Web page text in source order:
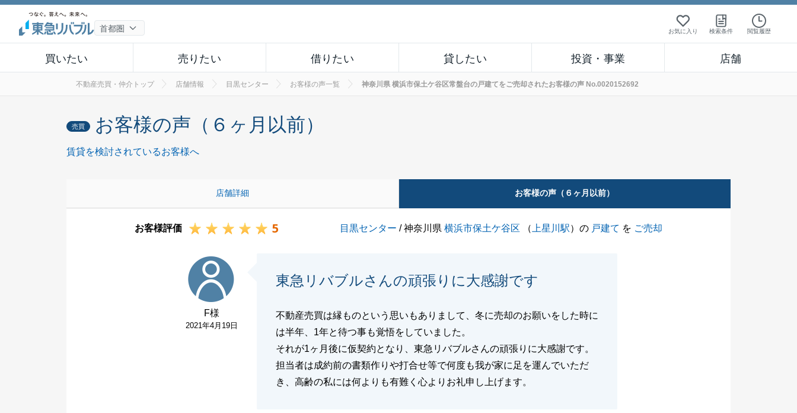
お気に入り 検索条件 閲覧履歴
買いたい 売りたい 借りたい 貸したい 投資・事業 店舗
不動産売買・仲介トップ 店舗情報 目黒センター お客様の声一覧 神奈川県 横浜市保土ケ谷区常盤台の戸建てをご売却されたお客様の声 No.0020152692
売買 お客様の声（６ヶ月以前）
賃貸を検討されているお客様へ
店舗詳細 お客様の声（６ヶ月以前）
お客様評価 5 目黒センター / 神奈川県横浜市保土ケ谷区 （ 上星川駅）の 戸建て を ご売却
F様
2021年4月19日
東急リバブルさんの頑張りに大感謝です
不動産売買は縁ものという思いもありまして、冬に売却のお願いをした時に
は半年、1年と待つ事も覚悟をしていました。
それが1ヶ月後に仮契約となり、東急リバブルさんの頑張りに大感謝です。
担当者は成約前の書類作りや打合せ等で何度も我が家に足を運んでいただ
き、高齢の私には何よりも有難く心よりお礼申し上げます。